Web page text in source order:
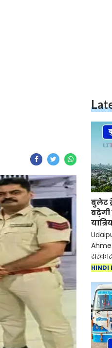
बुलेट
बढ़ेगी
जोड़ने
हाई-
HINDI